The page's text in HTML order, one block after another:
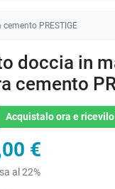
PRESTIGE
doccia in
cemento
Acquistalo ora e
€
al 22%